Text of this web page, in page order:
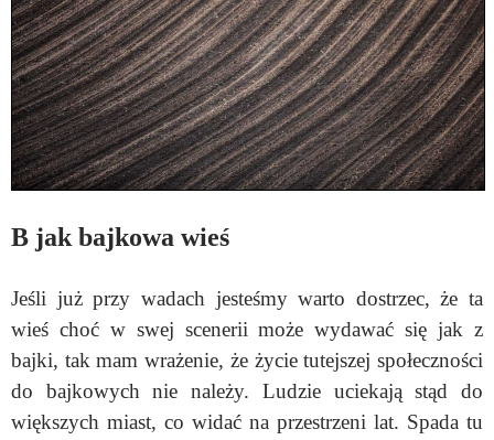
B jak bajkowa wieś
Jeśli już przy wadach jesteśmy warto dostrzec, że ta
wieś choć w swej scenerii może wydawać się jak z
bajki, tak mam wrażenie, że życie tutejszej społeczności
do bajkowych nie należy. Ludzie uciekają stąd do
większych miast, co widać na przestrzeni lat. Spada tu